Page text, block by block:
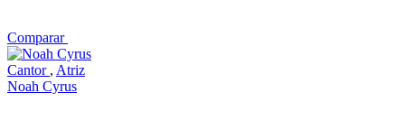
Comparar
Cantor , Atriz
Noah Cyrus